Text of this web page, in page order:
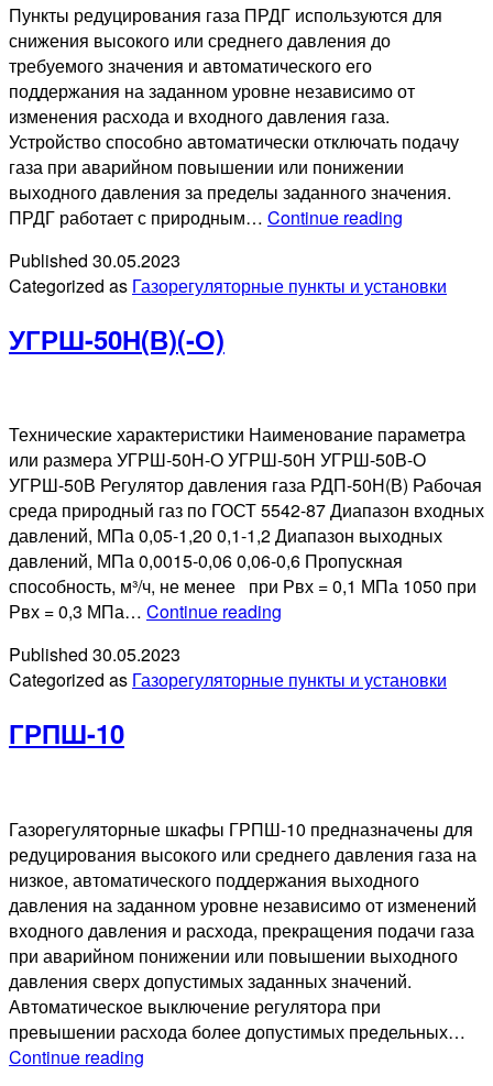
Пункты редуцирования газа ПРДГ используются для
снижения высокого или среднего давления до
требуемого значения и автоматического его
поддержания на заданном уровне независимо от
изменения расхода и входного давления газа.
Устройство способно автоматически отключать подачу
газа при аварийном повышении или понижении
выходного давления за пределы заданного значения.
ПРДГ работает с природным… Continue reading
Published 30.05.2023
Categorized as Газорегуляторные пункты и установки
УГРШ-50Н(В)(-О)
Технические характеристики Наименование параметра
или размера УГРШ-50Н-О УГРШ-50Н УГРШ-50В-О
УГРШ-50В Регулятор давления газа РДП-50Н(В) Рабочая
среда природный газ по ГОСТ 5542-87 Диапазон входных
давлений, МПа 0,05-1,20 0,1-1,2 Диапазон выходных
давлений, МПа 0,0015-0,06 0,06-0,6 Пропускная
способность, м³/ч, не менее при Рвх = 0,1 МПа 1050 при
Рвх = 0,3 МПа… Continue reading
Published 30.05.2023
Categorized as Газорегуляторные пункты и установки
ГРПШ-10
Газорегуляторные шкафы ГРПШ-10 предназначены для
редуцирования высокого или среднего давления газа на
низкое, автоматического поддержания выходного
давления на заданном уровне независимо от изменений
входного давления и расхода, прекращения подачи газа
при аварийном понижении или повышении выходного
давления сверх допустимых заданных значений.
Автоматическое выключение регулятора при
превышении расхода более допустимых предельных…
Continue reading